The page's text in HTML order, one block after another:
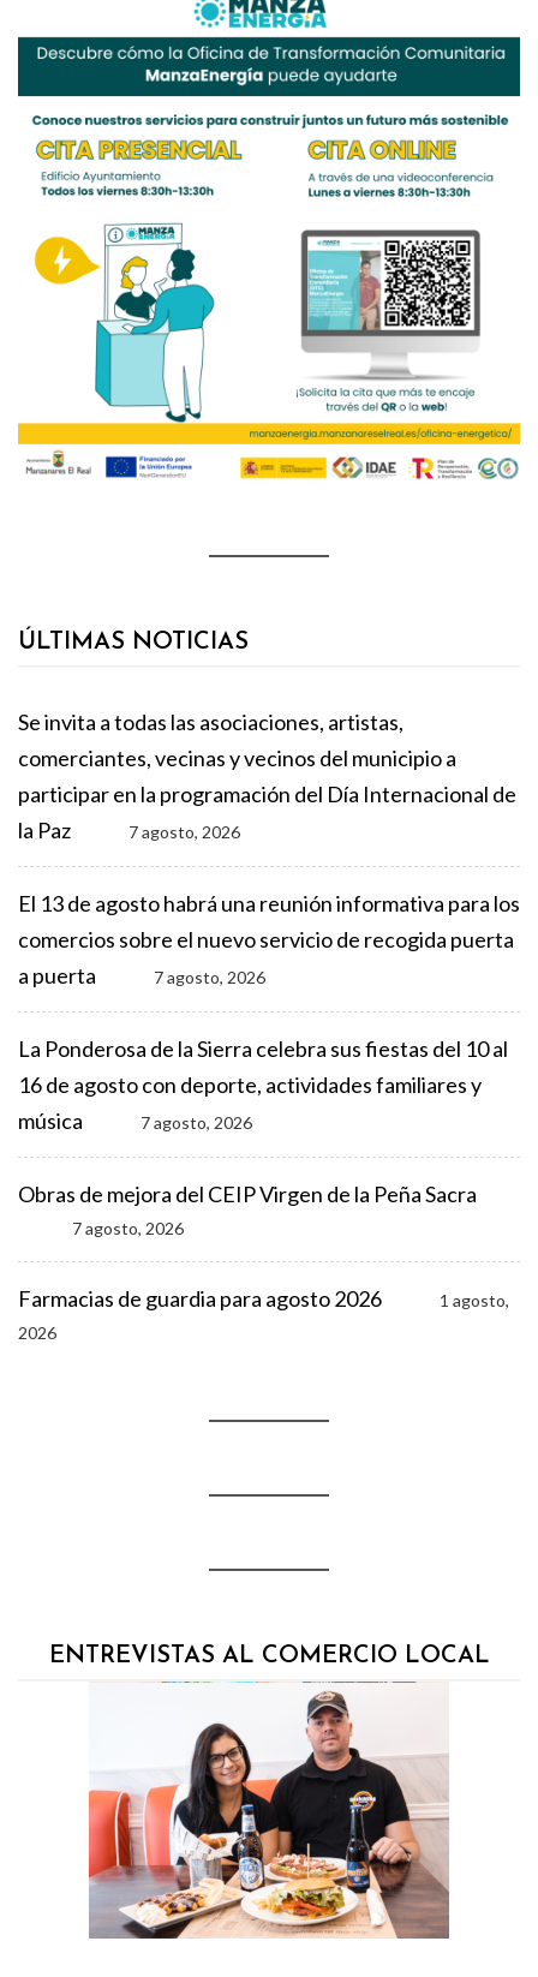
ÚLTIMAS NOTICIAS
Se invita a todas las asociaciones, artistas,
comerciantes, vecinas y vecinos del municipio a
participar en la programación del Día Internacional de
la Paz
7 agosto, 2026
El 13 de agosto habrá una reunión informativa para los
comercios sobre el nuevo servicio de recogida puerta
a puerta
7 agosto, 2026
La Ponderosa de la Sierra celebra sus fiestas del 10 al
16 de agosto con deporte, actividades familiares y
música
7 agosto, 2026
Obras de mejora del CEIP Virgen de la Peña Sacra
7 agosto, 2026
Farmacias de guardia para agosto 2026
1 agosto,
2026
ENTREVISTAS AL COMERCIO LOCAL